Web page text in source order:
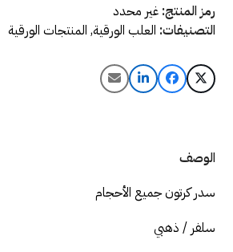
رمز المنتج: غير محدد
التصنيفات: العلب الورقية, المنتجات الورقية
الوصف
سدر كرتون جميع الأحجام
سلفر / ذهبي